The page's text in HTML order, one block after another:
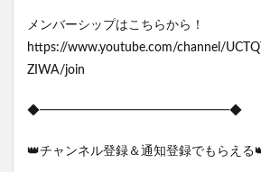
メンバーシップはこちらから！
https://www.youtube.com/channel/
ZIWA/join
◆━━━━━━━━━━━━━━━◆
👑チャンネル登録＆通知登録でもらえる